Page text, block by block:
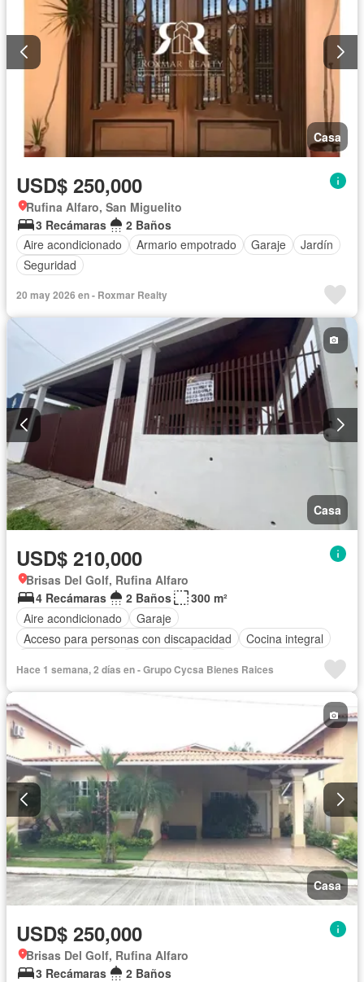
Casa
USD$ 250,000
Rufina Alfaro, San Miguelito
3 Recámaras
2 Baños
Aire acondicionado
Armario empotrado Garaje
Jardín
Seguridad
20 may 2026 en - Roxmar Realty
Casa
USD$ 210,000
Brisas Del Golf, Rufina Alfaro
4 Recámaras
2 Baños
300 m²
Aire acondicionado
Garaje
Acceso para personas con discapacidad
Cocina integral
Hace 1 semana, 2 días en - Grupo Cycsa Bienes Raices
Casa
USD$ 250,000
Brisas Del Golf, Rufina Alfaro
3 Recámaras
2 Baños